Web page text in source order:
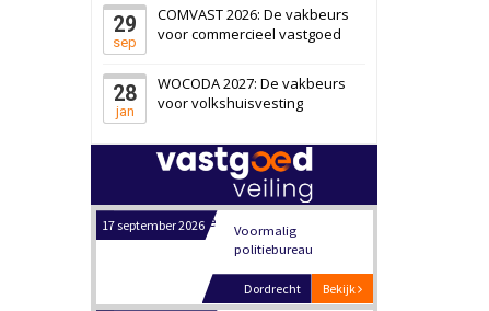
29
sep
COMVAST 2026: De vakbeurs
voor commercieel vastgoed
28
jan
WOCODA 2027: De vakbeurs
voor volkshuisvesting
27 augustus 2026 Binnenvaartschip
Bekijk
Panheel
17 september 2026
politiebureau
Dordrecht
17 september 2026
Voormalig
politiebureau
Bekijk
Hilversum